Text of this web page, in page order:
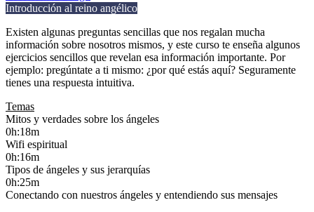
Introducción al reino angélico
Existen algunas preguntas sencillas que nos regalan mucha
información sobre nosotros mismos, y este curso te enseña algunos
ejercicios sencillos que revelan esa información importante. Por
ejemplo: pregúntate a ti mismo: ¿por qué estás aquí? Seguramente
tienes una respuesta intuitiva.
Temas
Mitos y verdades sobre los ángeles
0h:18m
Wifi espiritual
0h:16m
Tipos de ángeles y sus jerarquías
0h:25m
Conectando con nuestros ángeles y entendiendo sus mensajes